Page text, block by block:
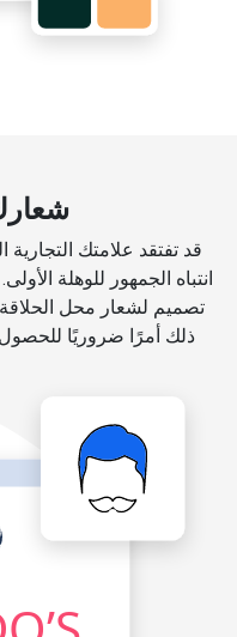
قد تفتقد علامتك
انتباه الجمهور للوهلة
تصميم لشعار محل الحلاقة
ذلك أمرًا ضروريًا